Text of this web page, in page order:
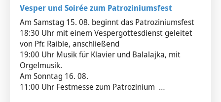
Vesper und Soirée zum Patroziniumsfest
Am Samstag 15. 08. beginnt das Patroziniumsfest
18:30 Uhr mit einem Vespergottesdienst geleitet
von Pfr. Raible, anschließend
19:00 Uhr Musik für Klavier und Balalajka, mit
Orgelmusik.
Am Sonntag 16. 08.
11:00 Uhr Festmesse zum Patrozinium …